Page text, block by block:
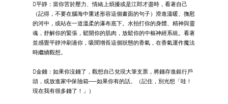
平靜：當你苦於壓力、情緒上煩擾或是江郎才盡時，看著自己
（記得，不要在腦海中重述形容這個畫面的句子）滑進溫暖、撫慰
的河中，或站在一道溫柔的瀑布底下。水拍打你的身體、精神與靈
魂，舒解你的緊張，鬆開你的肌肉，放鬆你的中樞神經系統。看著
並感覺平靜沖刷過你，吸聞增長這個狀態的香氣，在香氣運作魔法
時繼續觀想。
金錢：如果你沒錢了，觀想自己兌現大筆支票，將錢存進銀行戶
頭，或放進家中保險箱──如果你有的話。（記住，別光想「哇！
現在我有很多錢了！」）